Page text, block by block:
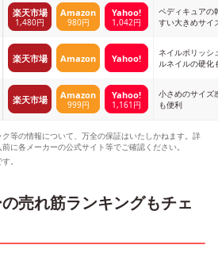
楽天市場
1,480円
Amazon
980円
Yahoo!
1,042円
ペディキュアの
すい大きめサイ
楽天市場 Amazon Yahoo!
ネイルポリッシ
ルネイルの硬
楽天市場 Amazon
999円
Yahoo!
1,161円
小さめのサイズ
も便利
等の情報について、万全の保証はいたしかねます。詳
に各メーカーの公式サイト等でご確認ください。
。
売れ筋ランキングもチェ